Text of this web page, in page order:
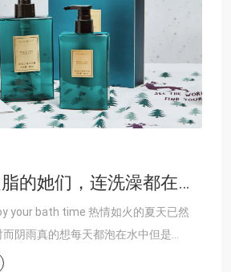
听说肤如凝脂的她们，连洗澡都在护肤！
your bath time 热情如火的夏天已然
阴雨真的想每天都泡在水中但是每
干干的、皱皱的甚至还有白色的皮